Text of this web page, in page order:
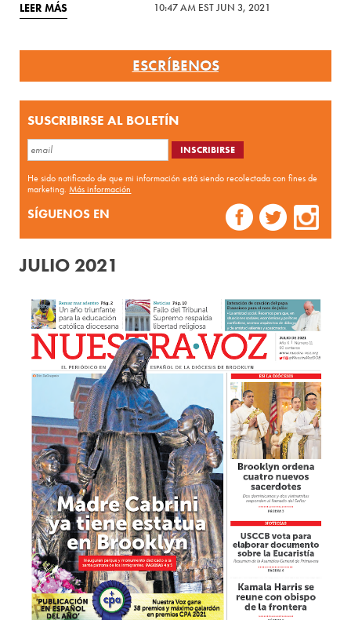
LEER MÁS 10:47 AM EST JUN 3, 2021
ESCRÍBENOS
SUSCRIBIRSE AL BOLETÍN
He sido notificado de que mi información está siendo recolectada con fines de
marketing.Más información
SÍGUENOS EN
JULIO 2021